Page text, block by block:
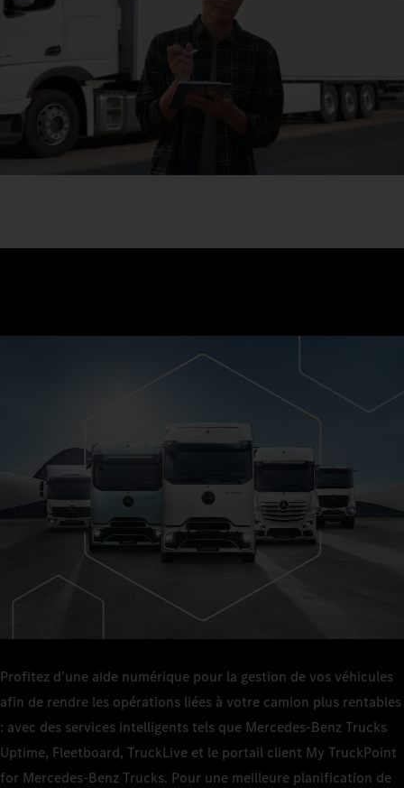
Profitez d'une aide numérique pour la gestion de vos véhicules
afin de rendre les opérations liées à votre camion plus rentables
: avec des services intelligents tels que Mercedes‑Benz Trucks
Uptime, Fleetboard, TruckLive et le portail client My TruckPoint
for Mercedes‑Benz Trucks. Pour une meilleure planification de